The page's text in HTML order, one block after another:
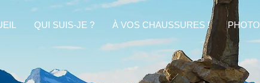
QUI SUIS-JE ? À VOS CHAUSSURES ! PHOTO